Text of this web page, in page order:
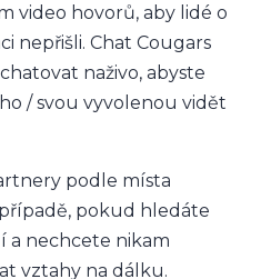
video hovorů, aby lidé o
nepřišli. Chat Cougars
naživo, abyste
/ svou vyvolenou vidět
podle místa
pokud hledáte
a nechcete nikam
vztahy na dálku.